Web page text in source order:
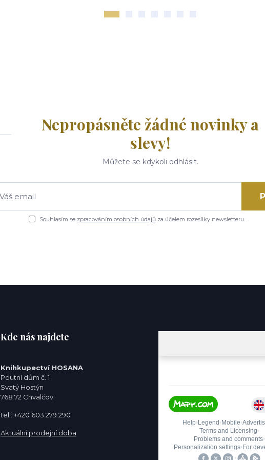
Nepropásněte žádné novinky a
slevy!
Můžete se kdykoli odhlásit.
Souhlasím se zpracováním osobních údajůza účelem rozesílky newsletteru.
Kde nás najdete
Knihkupectví HOSANA
Poutní dům č. 1
Svatý Hostýn
768 72 Chvalčov
tel.: +420 603 279 290
Aktuální prodejní doba